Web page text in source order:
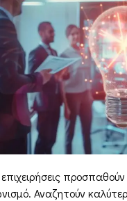
Αναζητούν